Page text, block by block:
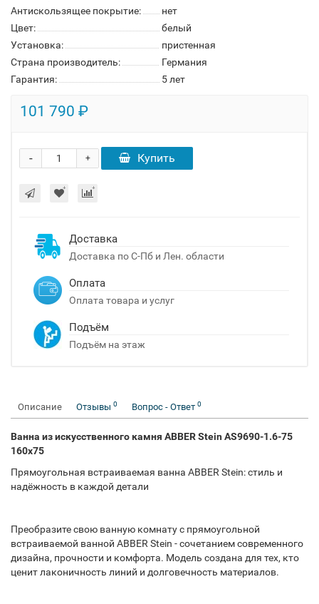
Антискользящее покрытие:
нет
Цвет:
белый
Установка:
пристенная
Страна производитель:
Германия
Гарантия:
5 лет
101 790 ₽
+
- Купить
Доставка
Доставка по С-Пб и Лен. области
Оплата
Оплата товара и услуг
Подъём
Подъём на этаж
Описание Отзывы 0 Вопрос - Ответ 0
Ванна из искусственного камня ABBER Stein AS9690-1.6-75
160x75
Прямоугольная встраиваемая ванна ABBER Stein: стиль и
надёжность в каждой детали
Преобразите свою ванную комнату с прямоугольной
встраиваемой ванной ABBER Stein - сочетанием современного
дизайна, прочности и комфорта. Модель создана для тех, кто
ценит лаконичность линий и долговечность материалов.